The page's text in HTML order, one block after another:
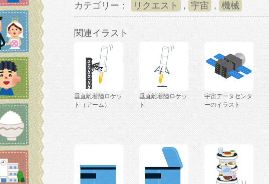
カテゴリー： リクエスト , 宇宙 , 機械
関連イラスト
垂直離着陸ロケッ
ト（アーム）
垂直離着陸ロケッ
ト
宇宙データセンタ
ーのイラスト